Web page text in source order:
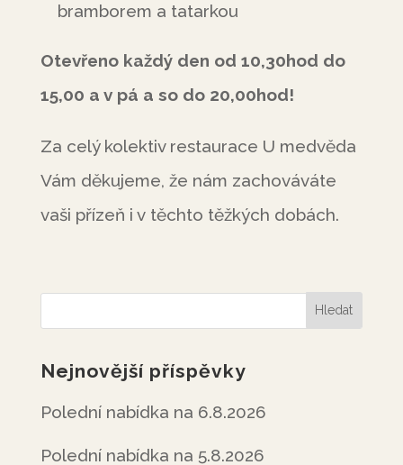
bramborem a tatarkou
Otevřeno každý den od 10,30hod do
15,00 a v pá a so do 20,00hod!
Za celý kolektiv restaurace U medvěda
Vám děkujeme, že nám zachováváte
vaši přízeň i v těchto těžkých dobách.
Nejnovější příspěvky
Polední nabídka na 6.8.2026
Polední nabídka na 5.8.2026